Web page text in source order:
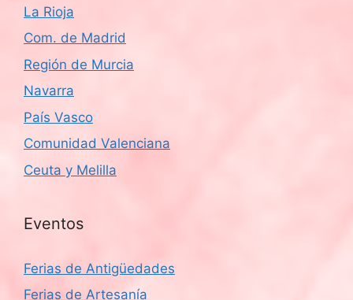
La Rioja
Com. de Madrid
Región de Murcia
Navarra
País Vasco
Comunidad Valenciana
Ceuta y Melilla
Eventos
Ferias de Antigüedades
Ferias de Artesanía